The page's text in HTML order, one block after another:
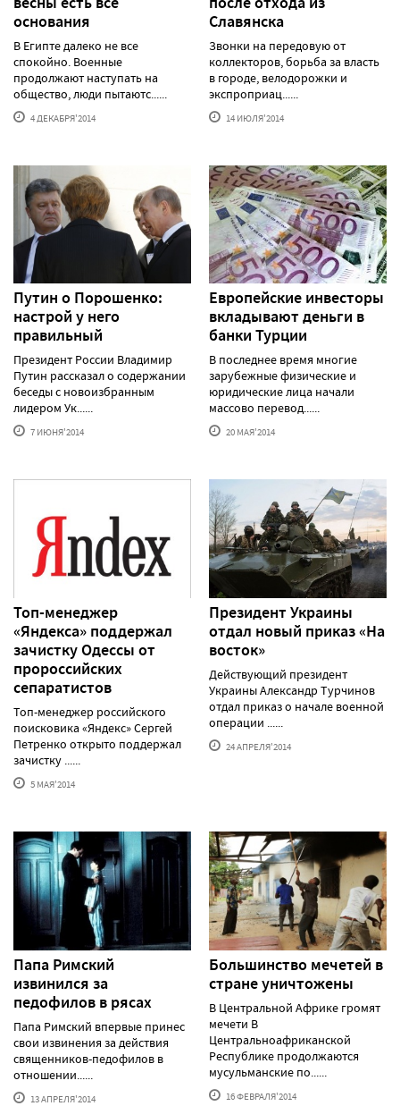
основания
В Египте далеко не все
спокойно. Военные
продолжают наступать на
общество, люди пытаютс......
4 ДЕКАБРЯ'2014
Славянска
Звонки на передовую от
коллекторов, борьба за власть
в городе, велодорожки и
экспроприац......
14 ИЮЛЯ'2014
Путин о Порошенко:
настрой у него
правильный
Президент России Владимир
Путин рассказал о содержании
беседы с новоизбранным
лидером Ук......
7 ИЮНЯ'2014
Европейские инвесторы
вкладывают деньги в
банки Турции
В последнее время многие
зарубежные физические и
юридические лица начали
массово перевод......
20 МАЯ'2014
Топ-менеджер
«Яндекса» поддержал
зачистку Одессы от
пророссийских
сепаратистов
Топ-менеджер российского
поисковика «Яндекс» Сергей
Петренко открыто поддержал
зачистку ......
5 МАЯ'2014
Президент Украины
отдал новый приказ «На
восток»
Действующий президент
Украины Александр Турчинов
отдал приказ о начале военной
операции ......
24 АПРЕЛЯ'2014
Папа Римский
извинился за
педофилов в рясах
Папа Римский впервые принес
свои извинения за действия
священников-педофилов в
отношении......
13 АПРЕЛЯ'2014
Большинство мечетей в
стране уничтожены
В Центральной Африке громят
мечети В
Центральноафриканской
Республике продолжаются
мусульманские по......
16 ФЕВРАЛЯ'2014